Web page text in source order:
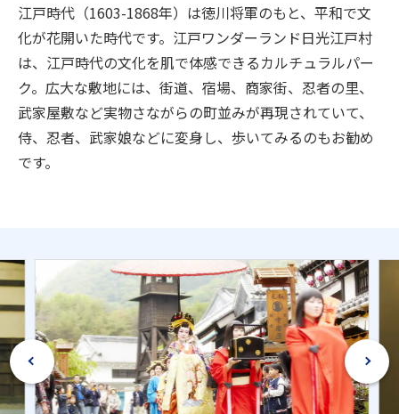
江戸時代（1603-1868年）は徳川将軍のもと、平和で文
化が花開いた時代です。江戸ワンダーランド日光江戸村
は、江戸時代の文化を肌で体感できるカルチュラルパー
ク。広大な敷地には、街道、宿場、商家街、忍者の里、
武家屋敷など実物さながらの町並みが再現されていて、
侍、忍者、武家娘などに変身し、歩いてみるのもお勧め
です。